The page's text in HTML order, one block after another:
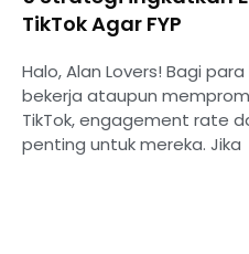
TikTok Agar FYP
Halo, Alan Lovers! Bagi
bekerja ataupun
TikTok, engagement rate
penting untuk mereka. Jika